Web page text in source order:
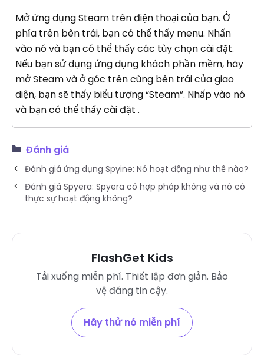
Mở ứng dụng Steam trên điện thoại của bạn. Ở
phía trên bên trái, bạn có thể thấy menu. Nhấn
vào nó và bạn có thể thấy các tùy chọn cài đặt.
Nếu bạn sử dụng ứng dụng khách phần mềm, hãy
mở Steam và ở góc trên cùng bên trái của giao
diện, bạn sẽ thấy biểu tượng “Steam”. Nhấp vào nó
và bạn có thể thấy cài đặt .
Đánh giá
Đánh giá ứng dụng Spyine: Nó hoạt động như thế nào?
Đánh giá Spyera: Spyera có hợp pháp không và nó có
thực sự hoạt động không?
FlashGet Kids
Tải xuống miễn phí. Thiết lập đơn giản. Bảo
vệ đáng tin cậy.
Hãy thử nó miễn phí